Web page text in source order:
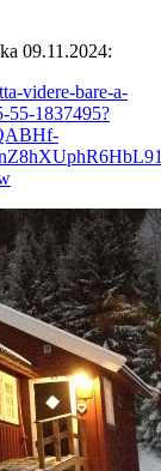
09.11.2024:
videre-bare-a-
55-1837495?